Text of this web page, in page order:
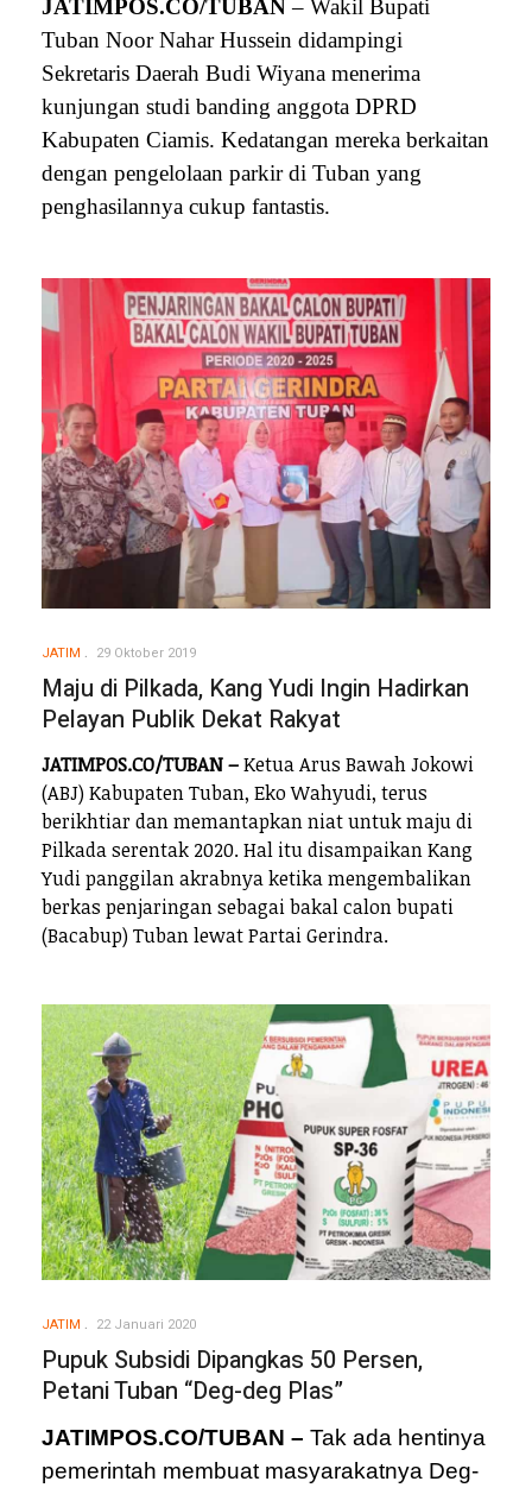
JATIMPOS.CO/TUBAN– Wakil Bupati
Tuban Noor Nahar Hussein didampingi
Sekretaris Daerah Budi Wiyana menerima
kunjungan studi banding anggota DPRD
Kabupaten Ciamis. Kedatangan mereka berkaitan
dengan pengelolaan parkir di Tuban yang
penghasilannya cukup fantastis.
JATIM 29 Oktober 2019
Maju di Pilkada, Kang Yudi Ingin Hadirkan
Pelayan Publik Dekat Rakyat
JATIMPOS.CO/TUBAN –Ketua Arus Bawah Jokowi
(ABJ) Kabupaten Tuban, Eko Wahyudi, terus
berikhtiar dan memantapkan niat untuk maju di
Pilkada serentak 2020. Hal itu disampaikan Kang
Yudi panggilan akrabnya ketika mengembalikan
berkas penjaringan sebagai bakal calon bupati
(Bacabup) Tuban lewat Partai Gerindra.
JATIM 22 Januari 2020
Pupuk Subsidi Dipangkas 50 Persen,
Petani Tuban “Deg-deg Plas”
JATIMPOS.CO/TUBAN – Tak ada hentinya
pemerintah membuat masyarakatnya Deg-